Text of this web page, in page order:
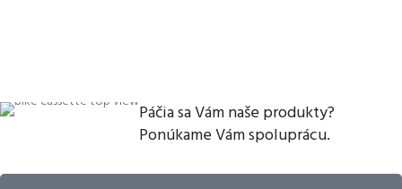
Páčia sa Vám naše produkty?
Ponúkame Vám spoluprácu.